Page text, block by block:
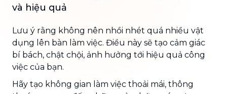
và hiệu quả
Lưu ý rằng không nên nhồi nhét quá nhiều vật
dụng lên bàn làm việc. Điều này sẽ tạo cảm giác
bí bách, chật chội, ảnh hưởng tới hiệu quả công
việc của bạn.
Hãy tạo không gian làm việc thoải mái, thông